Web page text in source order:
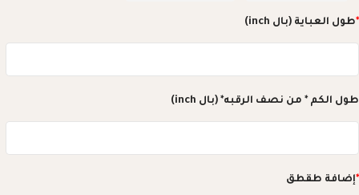
*طول العباية (بال inch)
طول الكم * من نصف الرقبه* (بال inch)
*إضافة طقطق